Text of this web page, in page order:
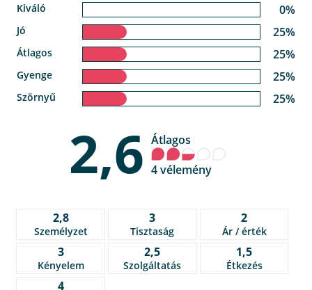
Kiváló 0%
Jó 25%
Átlagos 25%
Gyenge 25%
Szörnyű 25%
2,6 Átlagos
4 vélemény
2,8
Személyzet
3
Tisztaság
2
Ár / érték
3
Kényelem
2,5
Szolgáltatás
1,5
Étkezés
4